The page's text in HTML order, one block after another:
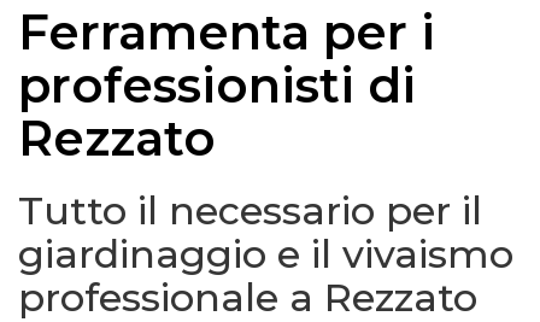
Ferramenta per i
professionisti di
Rezzato
Tutto il necessario per il
giardinaggio e il vivaismo
professionale a Rezzato